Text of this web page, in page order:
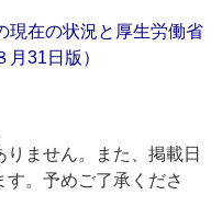
現在の状況と厚生労働省
31日版）
りません。また、掲載日
。予めご了承くださ